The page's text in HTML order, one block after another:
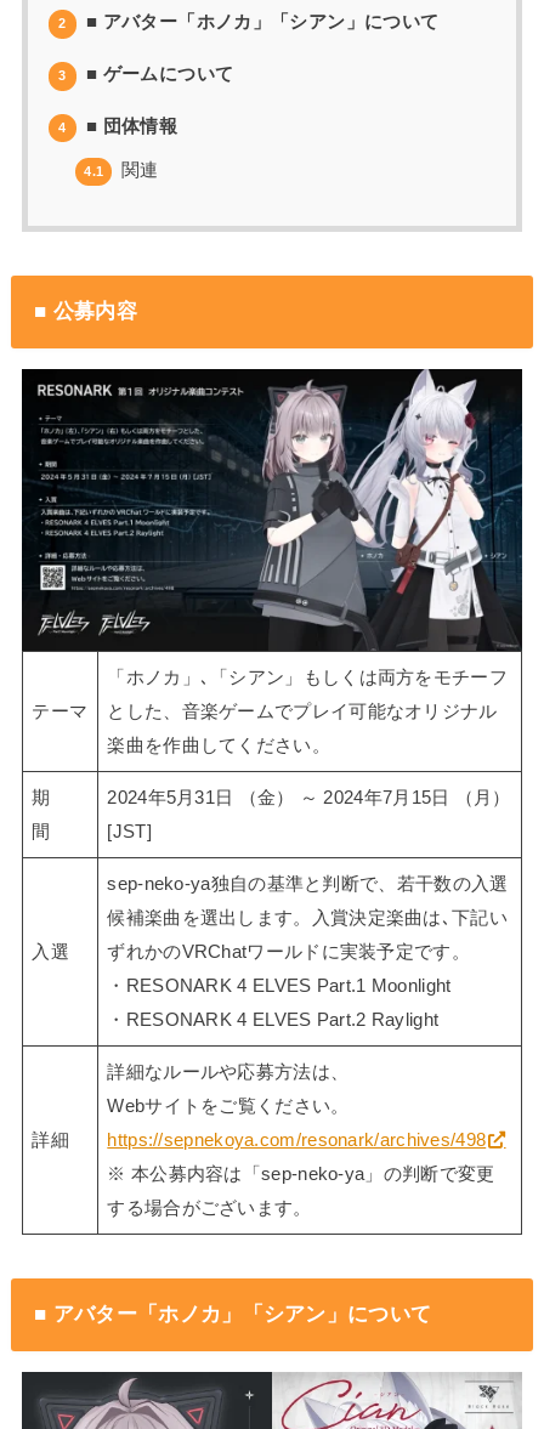
2 ■ アバター「ホノカ」「シアン」について
3 ■ ゲームについて
4 ■ 団体情報
4.1 関連
■ 公募内容
テーマ
「ホノカ」､「シアン」もしくは両方をモチーフ
とした、音楽ゲームでプレイ可能なオリジナル
楽曲を作曲してください。
期
間
2024年5月31日 （金） ～ 2024年7月15日 （月）
[JST]
入選
sep-neko-ya独自の基準と判断で、若干数の入選
候補楽曲を選出します。入賞決定楽曲は､下記い
ずれかのVRChatワールドに実装予定です。
・RESONARK 4 ELVES Part.1 Moonlight
・RESONARK 4 ELVES Part.2 Raylight
詳細
詳細なルールや応募方法は、
Webサイトをご覧ください。
https://sepnekoya.com/resonark/archives/498
※ 本公募内容は「sep-neko-ya」の判断で変更
する場合がございます。
■ アバター「ホノカ」「シアン」について